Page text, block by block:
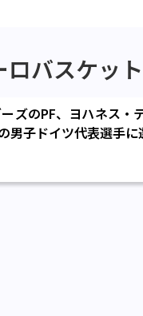
ロバスケッ
ズのPF、ヨハネス・
男子ドイツ代表選手に